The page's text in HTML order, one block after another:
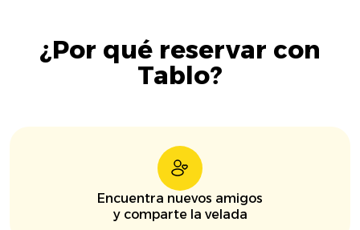
¿Por qué reservar con
Tablo?
Encuentra nuevos amigos
y comparte la velada